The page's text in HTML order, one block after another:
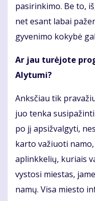
pasirinkimo. Be to,
net esant labai
gyvenimo kokybė
Ar jau turėjote
Alytumi?
Anksčiau tik
juo tenka
po jį apsižvalgyti,
karto važiuoti
aplinkkelių, kuriais
vystosi miestas,
namų. Visa miesto